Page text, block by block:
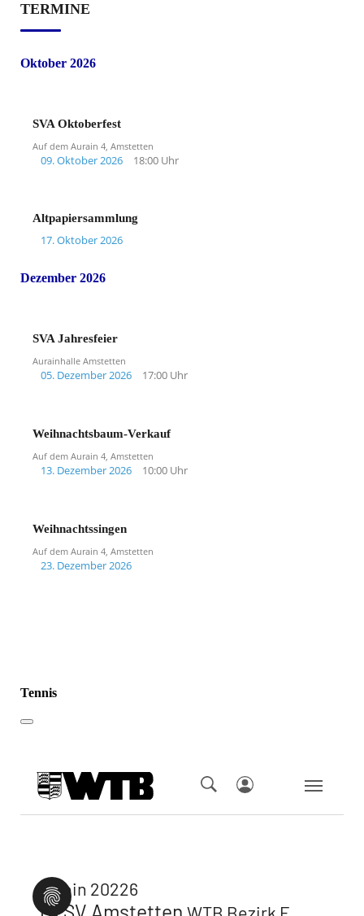
TERMINE
Oktober 2026
SVA Oktoberfest
Auf dem Aurain 4, Amstetten
09. Oktober 2026 18:00 Uhr
Altpapiersammlung
17. Oktober 2026
Dezember 2026
SVA Jahresfeier
Aurainhalle Amstetten
05. Dezember 2026 17:00 Uhr
Weihnachtsbaum-Verkauf
Auf dem Aurain 4, Amstetten
13. Dezember 2026 10:00 Uhr
Weihnachtssingen
Auf dem Aurain 4, Amstetten
23. Dezember 2026
Tennis